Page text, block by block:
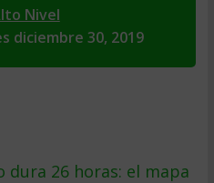
Nivel
diciembre 30, 2019
dura 26 horas: el mapa